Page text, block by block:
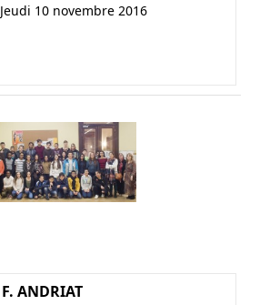
Jeudi 10 novembre 2016
F. ANDRIAT